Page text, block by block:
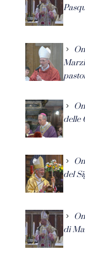
delle
del
di